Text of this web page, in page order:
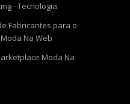
- Tecnologia
Fabricantes para o
Na Web
Moda Na